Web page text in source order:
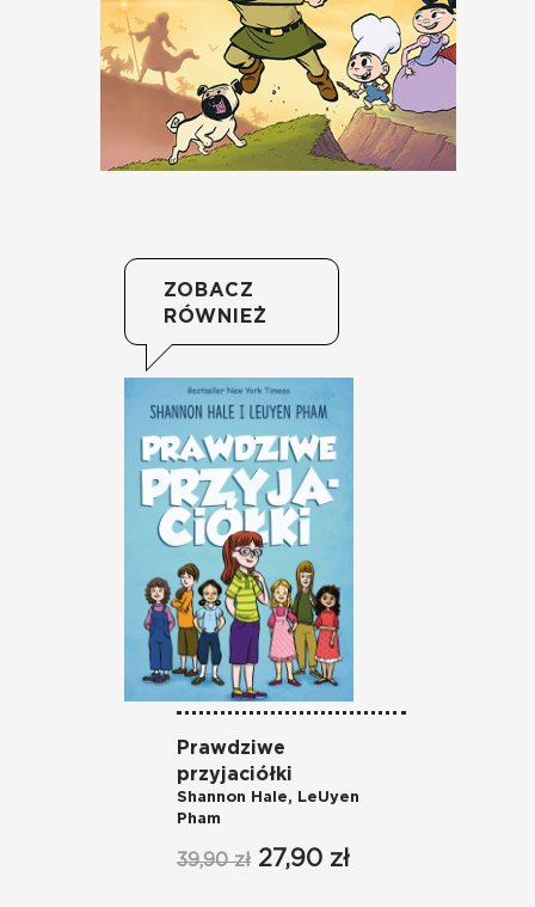
ZOBACZ
RÓWNIEŻ
Prawdziwe
przyjaciółki
Shannon Hale,
LeUyen
Pham
39,90 zł 27,90 zł